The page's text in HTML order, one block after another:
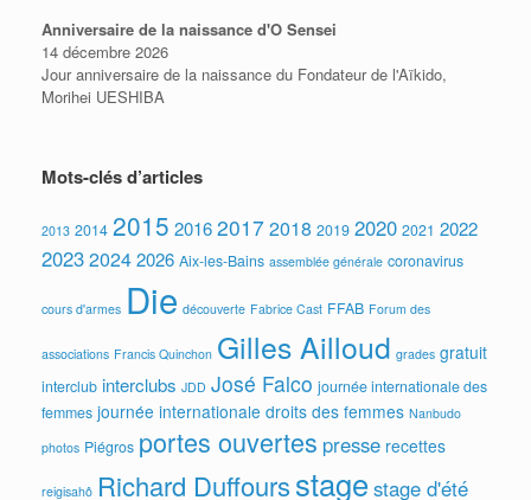
Anniversaire de la naissance d'O Sensei
14 décembre 2026
Jour anniversaire de la naissance du Fondateur de l'Aïkido,
Morihei UESHIBA
Mots-clés d’articles
2013 2014 2015 20162017 2018 2019 2020 2021 2022
202320242026 Aix-les-Bains assemblée générale coronavirus
cours d'armes Die découverte Fabrice Cast FFAB Forum des
associations Francis Quinchon Gilles Ailloud grades gratuit
interclub interclubs JDD José Falco journée internationale des
femmes journée internationale droits des femmes Nanbudo
photos Piégros portes ouvertes presse recettes
reigisahô Richard Duffoursstage stage d'été